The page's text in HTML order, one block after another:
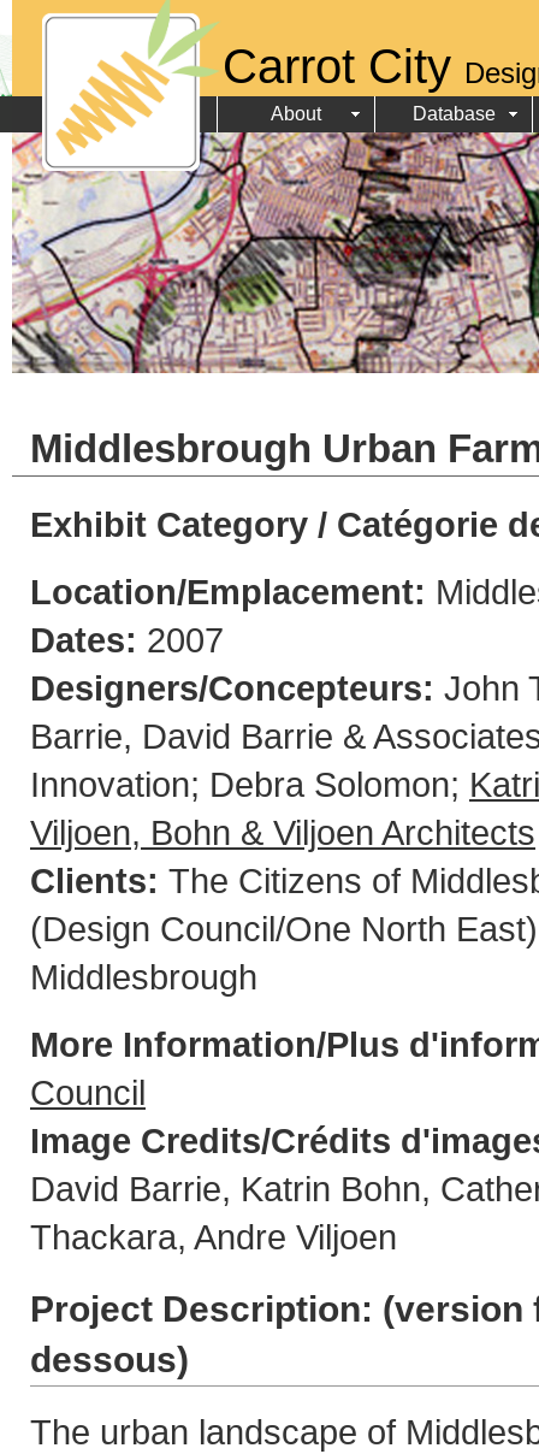
Carrot City
About Database
Middlesbrough Urban
Exhibit Category / Catégorie
Location/Emplacement:
Dates: 2007
Designers/Concepteurs: John
Barrie, David Barrie &
Innovation; Debra Solomon;
Viljoen, Bohn & Viljoen Architects
Clients: The Citizens of
(Design Council/One North
Middlesbrough
More Information/Plus
Council
Image Credits/Crédits
David Barrie, Katrin Bohn,
Thackara, Andre Viljoen
Project Description: (version
dessous)
The urban landscape of